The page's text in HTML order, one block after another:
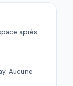
après
Aucune